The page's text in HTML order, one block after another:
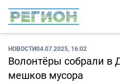
НОВОСТИ04.07.2025, 16:02
Волонтёры собрали в
мешков мусора